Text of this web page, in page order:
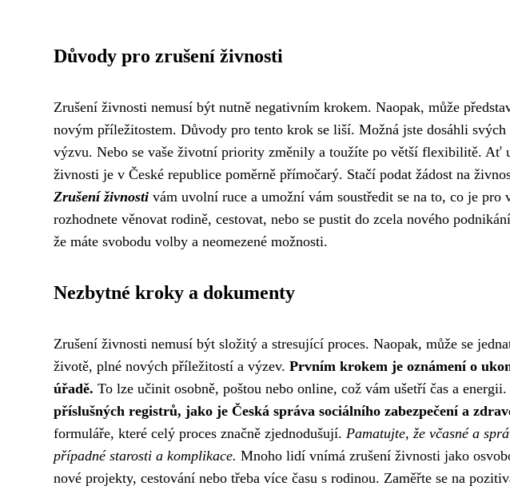
Důvody pro zrušení živnosti
Zrušení živnosti nemusí být nutně negativním krokem. Naopak, může
novým příležitostem. Důvody pro tento krok se liší. Možná jste dosáhli
výzvu. Nebo se vaše životní priority změnily a toužíte po větší flexibilitě. Ať
živnosti je v České republice poměrně přímočarý. Stačí podat žádost na
Zrušení živnosti vám uvolní ruce a umožní vám soustředit se na to, co je
rozhodnete věnovat rodině, cestovat, nebo se pustit do zcela nového
že máte svobodu volby a neomezené možnosti.
Nezbytné kroky a dokumenty
Zrušení živnosti nemusí být složitý a stresující proces. Naopak, může se
životě, plné nových příležitostí a výzev. Prvním krokem je oznámení o
úřadě. To lze učinit osobně, poštou nebo online, což vám ušetří čas a energii.
příslušných registrů, jako je Česká správa sociálního zabezpečení a
formuláře, které celý proces značně zjednodušují. Pamatujte, že včasné a
případné starosti a komplikace. Mnoho lidí vnímá zrušení živnosti jako
nové projekty, cestování nebo třeba více času s rodinou. Zaměřte se na